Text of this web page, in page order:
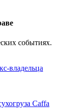
событиях.
владельца
Caffa